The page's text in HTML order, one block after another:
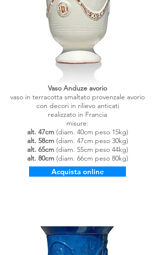
Vaso Anduze avorio
vaso in terracotta smaltato provenzale avorio
con decori in rilievo anticati
realizzato in Francia
misure:
alt. 47cm(diam. 40cm peso 15kg)
alt. 58cm(diam. 47cm peso 30kg)
alt. 65cm(diam. 55cm peso 44kg)
alt. 80cm(diam. 66cm peso 80kg)
Acquista online